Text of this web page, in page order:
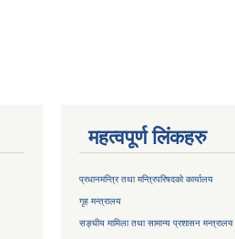
महत्वपूर्ण लिंकहरु
प्रधानमन्त्रि तथा मन्त्रिपरिषदको कार्यालय
गृह मन्त्रालय
सङ्घीय मामिला तथा सामान्य प्रशासन मन्त्रालय